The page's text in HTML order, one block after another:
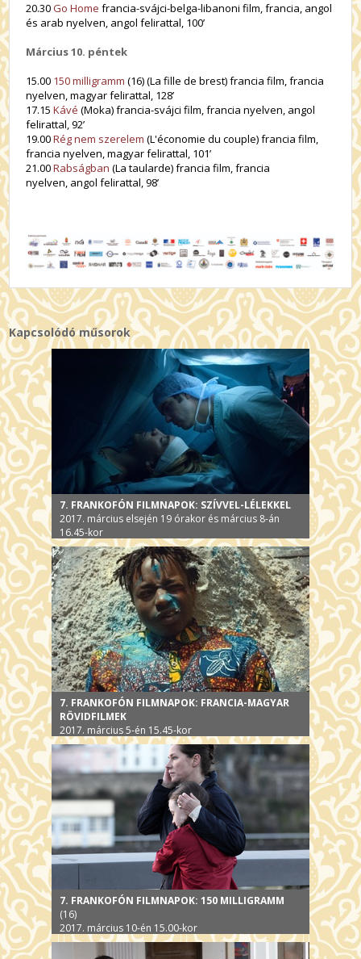
20.30Go Home francia-svájci-belga-libanoni film, francia, angol
és arab nyelven, angol felirattal, 100’
Március 10. péntek
15.00 150 milligramm (16) (La fille de brest) francia film, francia
nyelven, magyar felirattal, 128’
17.15Kávé (Moka) francia-svájci film, francia nyelven, angol
felirattal, 92’
19.00Rég nem szerelem (L'économie du couple)francia film,
francia nyelven, magyar felirattal, 101’
21.00Rabságban (La taularde) francia film, francia
nyelven, angol felirattal, 98’
Kapcsolódó műsorok
7. FRANKOFÓN FILMNAPOK: SZÍVVEL-LÉLEKKEL
2017. március elsején 19 órakor és március 8-án
16.45-kor
7. FRANKOFÓN FILMNAPOK: FRANCIA-MAGYAR
RÖVIDFILMEK
2017. március 5-én 15.45-kor
7. FRANKOFÓN FILMNAPOK: 150 MILLIGRAMM
(16)
2017. március 10-én 15.00-kor